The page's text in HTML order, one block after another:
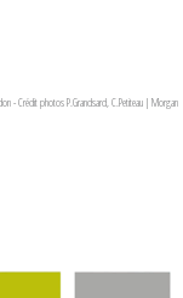
- Crédit photos P.Grandsard, C.Petiteau | Morgan